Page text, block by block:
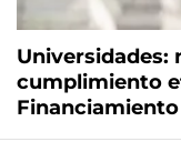
Universidades:
cumplimiento
Financiamiento